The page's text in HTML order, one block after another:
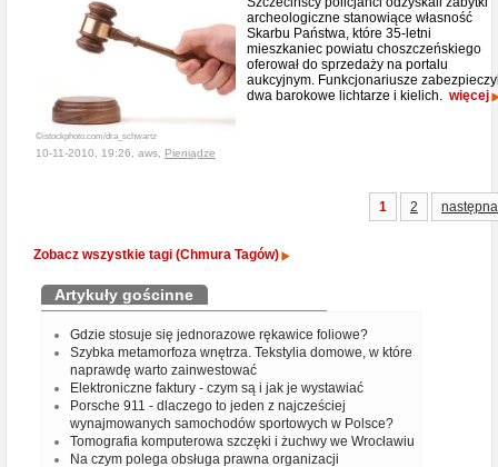
©istockphoto.com/dra_schwartz
archeologiczne stanowiące własność
Skarbu Państwa, które 35-letni
mieszkaniec powiatu choszczeńskiego
oferował do sprzedaży na portalu
aukcyjnym. Funkcjonariusze
dwa barokowe lichtarze i kielich. więcej
10-11-2010, 19:26, aws, Pieniądze
1 2 następna
Zobacz wszystkie tagi (Chmura Tagów)
Artykuły gościnne
Gdzie stosuje się jednorazowe rękawice foliowe?
Szybka metamorfoza wnętrza. Tekstylia domowe, w które
naprawdę warto zainwestować
Elektroniczne faktury - czym są i jak je wystawiać
Porsche 911 - dlaczego to jeden z najcześciej
wynajmowanych samochodów sportowych w Polsce?
Tomografia komputerowa szczęki i żuchwy we Wrocławiu
Na czym polega obsługa prawna organizacji